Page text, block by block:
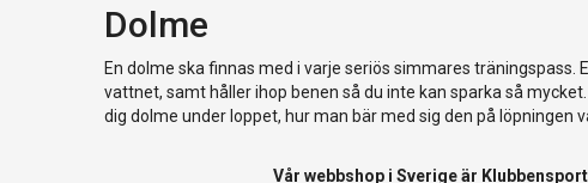
Dolme
En dolme ska finnas med i varje seriös simmares
vattnet, samt håller ihop benen så du inte kan sparka så
dig dolme under loppet, hur man bär med sig den på löpningen
Vår webbshop i Sverige är